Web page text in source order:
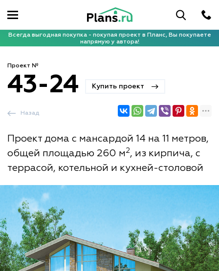
Всегда выгодная покупка - покупая проект в Планс, Вы покупаете
напрямую у автора!
Проект №
43-24 Купить проект
Проект дома с мансардой 14 на 11 метров,
общей площадью 260 м2, из кирпича, с
террасой, котельной и кухней-столовой
Назад